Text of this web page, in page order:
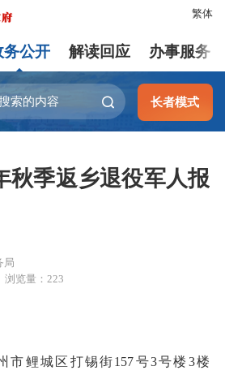
繁体
务公开 解读回应 办事服务
长者模式
秋季返乡退役军人报
局
浏览量： 223
鲤城区打锡街157号3号楼3楼